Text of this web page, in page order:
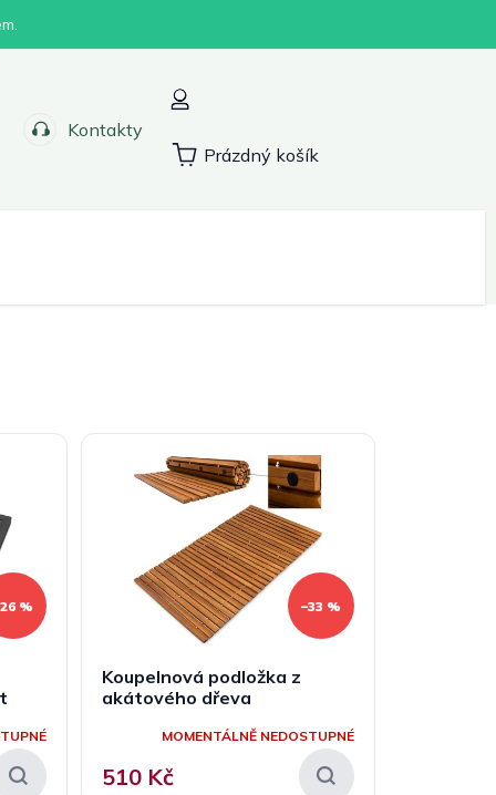
Kontakty
Nákupní
Prázdný košík
% –33 %
Koupelnová podložka z
akátového dřeva
MOMENTÁLNĚ NEDOSTUPNÉ
510 Kč